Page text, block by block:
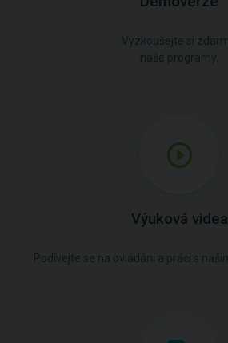
Výuková videa